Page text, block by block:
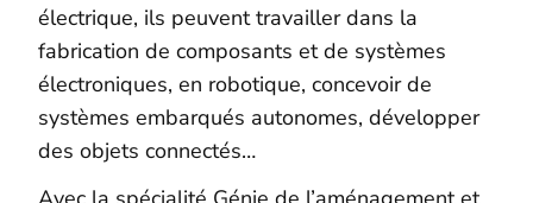
électrique, ils peuvent travailler dans la
fabrication de composants et de systèmes
électroniques, en robotique, concevoir de
systèmes embarqués autonomes, développer
des objets connectés…